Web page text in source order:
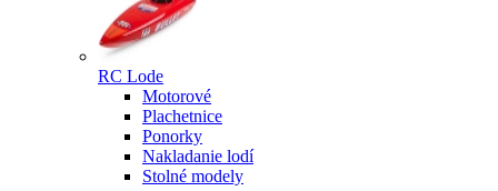
RC Lode
Motorové
Plachetnice
Ponorky
Nakladanie lodí
Stolné modely